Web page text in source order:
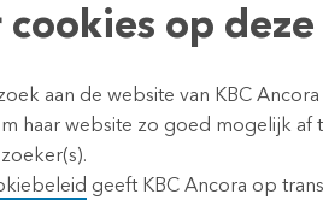
2024 (17.40 CET)
de vereisten van de
30 november 2024.
cookies op
aan de website van KBC
haar website zo goed mogelijk
geeft KBC Ancora op